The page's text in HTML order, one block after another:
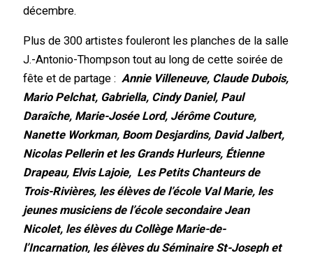
décembre.
Plus de 300 artistes fouleront les planches de la salle
J.-Antonio-Thompson tout au long de cette soirée de
fête et de partage :Annie Villeneuve, Claude Dubois,
Mario Pelchat, Gabriella, Cindy Daniel, Paul
Daraîche, Marie-Josée Lord, Jérôme Couture,
Nanette Workman, Boom Desjardins, David Jalbert,
Nicolas Pellerin et les Grands Hurleurs, Étienne
Drapeau, Elvis Lajoie, Les Petits Chanteurs de
Trois-Rivières, les élèves de l’école Val Marie, les
jeunes musiciens de l’école secondaire Jean
Nicolet, les élèves du Collège Marie-de-
l’Incarnation, les élèves du Séminaire St-Joseph et